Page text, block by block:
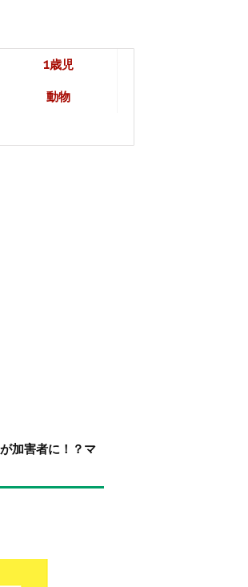
1歳児
動物
加害者に！？マ